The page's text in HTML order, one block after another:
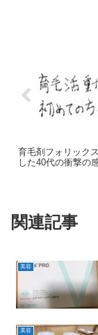
育毛剤フォリック
した40代の衝撃の
関連記事
美容
美容